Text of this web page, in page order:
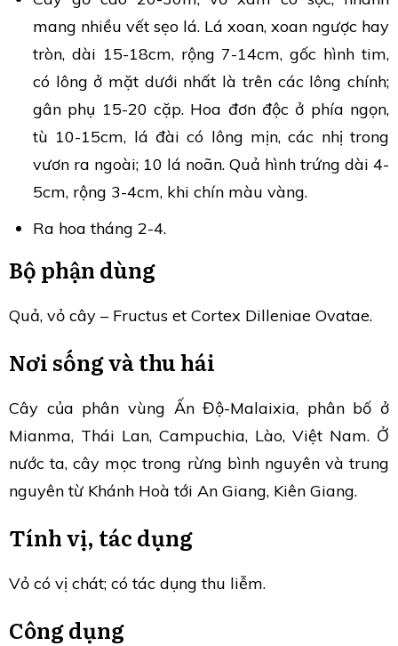
mang nhiều vết sẹo lá. Lá xoan, xoan ngược hay
tròn, dài 15-18cm, rộng 7-14cm, gốc hình tim,
có lông ở mặt dưới nhất là trên các lông chính;
gân phụ 15-20 cặp. Hoa đơn độc ở phía ngọn,
tù 10-15cm, lá đài có lông mịn, các nhị trong
vươn ra ngoài; 10 lá noãn. Quả hình trứng dài 4-
5cm, rộng 3-4cm, khi chín màu vàng.
Ra hoa tháng 2-4.
Bộ phận dùng
Quả, vỏ cây – Fructus et Cortex Dilleniae Ovatae.
Nơi sống và thu hái
Cây của phân vùng Ấn Độ-Malaixia, phân bố ở
Mianma, Thái Lan, Campuchia, Lào, Việt Nam. Ở
nước ta, cây mọc trong rừng bình nguyên và trung
nguyên từ Khánh Hoà tới An Giang, Kiên Giang.
Tính vị, tác dụng
Vỏ có vị chát; có tác dụng thu liễm.
Công dụng